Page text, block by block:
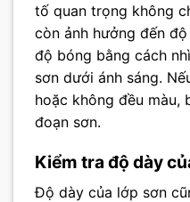
tố quan trọng không
còn ảnh hưởng đến
độ bóng bằng cách
sơn dưới ánh sáng.
hoặc không đều màu,
đoạn sơn.
Kiểm tra độ dày
Độ dày của lớp sơn